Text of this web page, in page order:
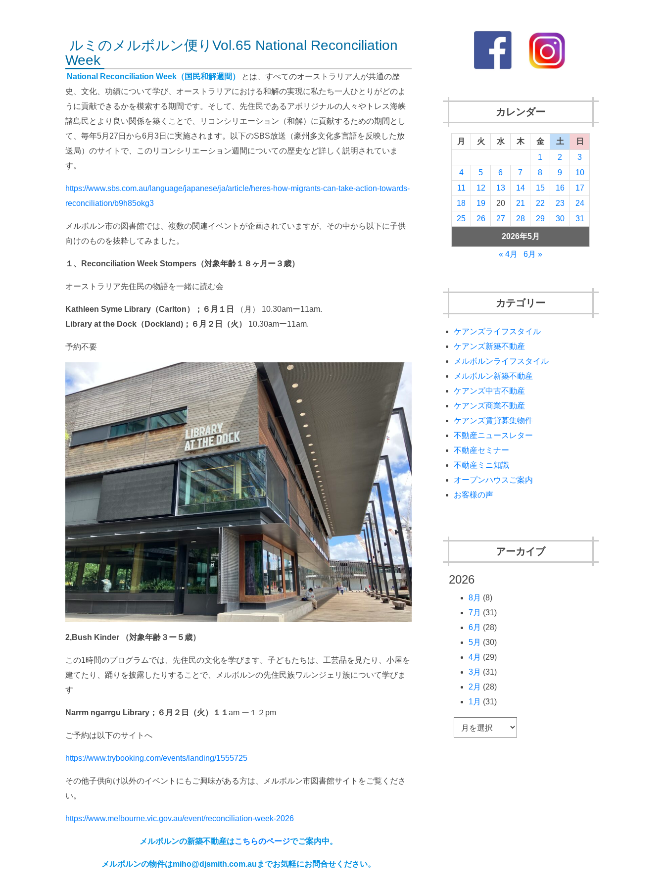
ルミのメルボルン便りVol.65 National Reconciliation
Week
National Reconciliation Week（国民和解週間）
とは、すべてのオーストラリア人が共通の歴
史、文化、功績について学び、オーストラリアにおける和解の実現に私たち一人ひとりがどのよ
うに貢献できるかを模索する期間です。そして、先住民であるアボリジナルの人々やトレス海峡
諸島民とより良い関係を築くことで、リコンシリエーション（和解）に貢献するための期間とし
て、毎年5月27日から6月3日に実施されます。以下のSBS放送（豪州多文化多言語を反映した放
送局）のサイトで、このリコンシリエーション週間についての歴史など詳しく説明されていま
す。
https://www.sbs.com.au/language/japanese/ja/article/heres-how-migrants-can-take-action-towards-
reconciliation/b9h85okg3
メルボルン市の図書館では、複数の関連イベントが企画されていますが、その中から以下に子供
向けのものを抜粋してみました。
１、Reconciliation Week Stompers（対象年齢１８ヶ月ー３歳）
オーストラリア先住民の物語を一緒に読む会
Kathleen Syme Library （Carlton）；６月１日
（月） 10.30amー11am.
Library at the Dock （ Dockland) ；６月２日（火） 10.30amー11am.
予約不要
2,Bush Kinder （対象年齢３ー５歳）
この1時間のプログラムでは、先住民の文化を学びます。子どもたちは、工芸品を見たり、小屋を
建てたり、踊りを披露したりすることで、メルボルンの先住民族ワルンジェリ族について学びま
す
Narrm ngarrgu Library ；６月２日（火）１１am ー１２pm
ご予約は以下のサイトへ
https://www.trybooking.com/events/landing/1555725
その他子供向け以外のイベントにもご興味がある方は、メルボルン市図書館サイトをご覧くださ
い。
https://www.melbourne.vic.gov.au/event/reconciliation-week-2026
メルボルンの新築不動産はこちらのページでご案内中。
メルボルンの物件はmiho@djsmith.com.auまでお気軽にお問合せください。
カレンダー
2026年5月
月 火 水 木 金 土
日
1
2
3
4
5 6 7 8 9
10
11
12 13 14 15 16
17
18
19 20 21 22 23
24
25
26 27 28 29 30 31
« 4月 6月 »
カテゴリー
ケアンズライフスタイル
ケアンズ新築不動産
メルボルンライフスタイル
メルボルン新築不動産
ケアンズ中古不動産
ケアンズ商業不動産
ケアンズ賃貸募集物件
不動産ニュースレター
不動産セミナー
不動産ミニ知識
オープンハウスご案内
お客様の声
アーカイブ
2026
8月 (8)
7月 (31)
6月 (28)
5月 (30)
4月 (29)
3月 (31)
2月 (28)
1月 (31)
ー